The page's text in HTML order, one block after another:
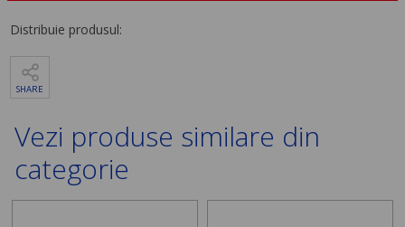
Distribuie produsul:
SHARE
Vezi produse similare din
categorie